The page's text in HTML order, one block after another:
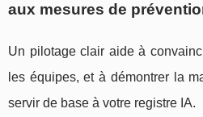
aux mesures de
Un pilotage clair aide à
les équipes, et à démontrer la
servir de base à votre registre IA.